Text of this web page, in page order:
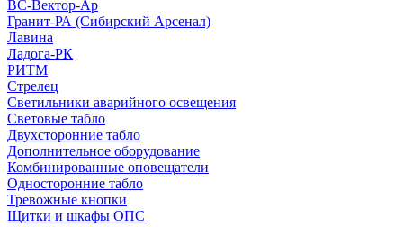
ВС-Вектор-Ар
Гранит-РА (Сибирский Арсенал)
Лавина
Ладога-РК
РИТМ
Стрелец
Светильники аварийного освещения
Световые табло
Двухсторонние табло
Дополнительное оборудование
Комбинированные оповещатели
Односторонние табло
Тревожные кнопки
Щитки и шкафы ОПС